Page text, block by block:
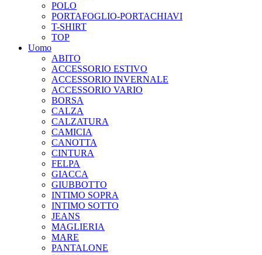
POLO
PORTAFOGLIO-PORTACHIAVI
T-SHIRT
TOP
Uomo
ABITO
ACCESSORIO ESTIVO
ACCESSORIO INVERNALE
ACCESSORIO VARIO
BORSA
CALZA
CALZATURA
CAMICIA
CANOTTA
CINTURA
FELPA
GIACCA
GIUBBOTTO
INTIMO SOPRA
INTIMO SOTTO
JEANS
MAGLIERIA
MARE
PANTALONE